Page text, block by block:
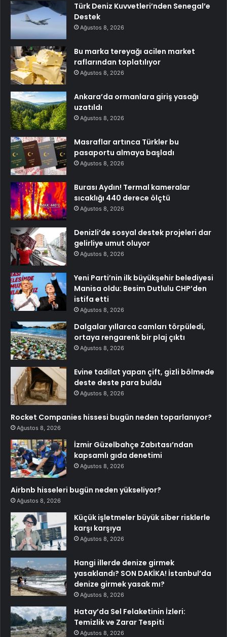
Türk Deniz Kuvvetleri’nden Senegal’e
Destek
Ağustos 8, 2026
Bu marka tereyağı acilen market
raflarından toplatılıyor
Ağustos 8, 2026
Ankara’da ormanlara giriş yasağı
uzatıldı
Ağustos 8, 2026
Masraflar artınca Türkler bu
pasaportu almaya başladı
Ağustos 8, 2026
Burası Aydın! Termal kameralar
sıcaklığı 440 derece ölçtü
Ağustos 8, 2026
Denizli’de sosyal destek projeleri dar
gelirliye umut oluyor
Ağustos 8, 2026
Yeni Parti’nin ilk büyükşehir belediyesi
Manisa oldu: Besim Dutlulu CHP’den
istifa etti
Ağustos 8, 2026
Dalgalar yıllarca camları törpüledi,
ortaya rengarenk bir plaj çıktı
Ağustos 8, 2026
Evine tadilat yapan çift, gizli bölmede
deste deste para buldu
Ağustos 8, 2026
Rocket Companies hissesi bugün neden toparlanıyor?
Ağustos 8, 2026
İzmir Güzelbahçe Zabıtası’ndan
kapsamlı gıda denetimi
Ağustos 8, 2026
Airbnb hisseleri bugün neden yükseliyor?
Ağustos 8, 2026
Küçük işletmeler büyük siber risklerle
karşı karşıya
Ağustos 8, 2026
Hangi illerde denize girmek
yasaklandı? SON DAKİKA! İstanbul’da
denize girmek yasak mı?
Ağustos 8, 2026
Hatay’da Sel Felaketinin İzleri:
Temizlik ve Zarar Tespiti
Ağustos 8, 2026